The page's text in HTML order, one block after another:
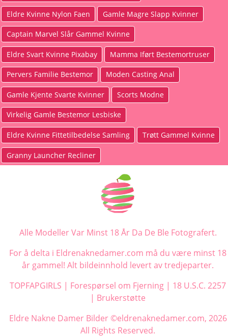
Eldre Kvinne Nylon Faen Gamle Magre Slapp Kvinner
Captain Marvel Slår Gammel Kvinne
Eldre Svart Kvinne Pixabay Mamma Iført Bestemortruser
Pervers Familie Bestemor Moden Casting Anal
Gamle Kjente Svarte Kvinner Scorts Modne
Virkelig Gamle Bestemor Lesbiske
Eldre Kvinne Fittetilbedelse Samling Trøtt Gammel Kvinne
Granny Launcher Recliner
Alle Modeller Var Minst 18 År Da De Ble Fotografert.
For å delta i Eldrenaknedamer.com må du være minst 18
år gammel! Alt bildeinnhold levert av tredjeparter.
TOPFAPGIRLS | Forespørsel om Fjerning | 18 U.S.C. 2257
| Brukerstøtte
Eldre Nakne Damer Bilder ©eldrenaknedamer.com, 2026
All Rights Reserved.